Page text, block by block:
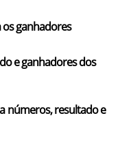
os ganhadores
e ganhadores dos
números, resultado e